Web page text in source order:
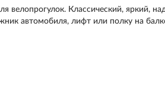
велопрогулок. Классический, яркий,
автомобиля, лифт или полку на